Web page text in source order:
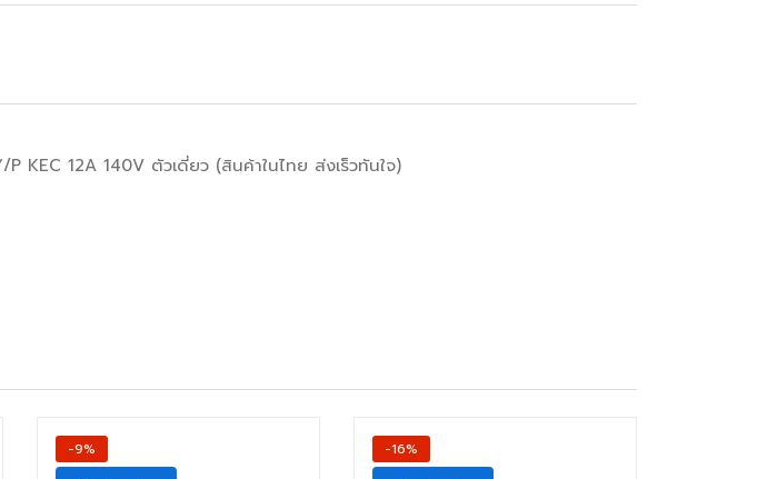
P KEC 12A 140V ตัวเดี่ยว (สินค้าในไทย ส่งเร็วทันใจ)
-9% -16%